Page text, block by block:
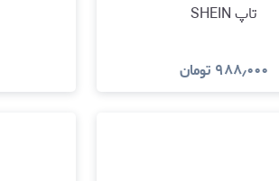
تاپ SHEIN
۹۸۸٫۰۰۰ تومان